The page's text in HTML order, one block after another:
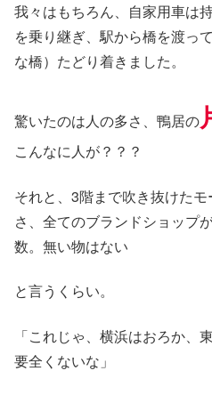
我々はもちろん、自家用車は
を乗り継ぎ、駅から橋を渡っ
な橋）たどり着きました。
驚いたのは人の多さ、鴨居の
こんなに人が？？？
それと、3階まで吹き抜けた
さ、全てのブランドショップ
数。無い物はない
と言うくらい。
「これじゃ、横浜はおろか、
要全くないな」